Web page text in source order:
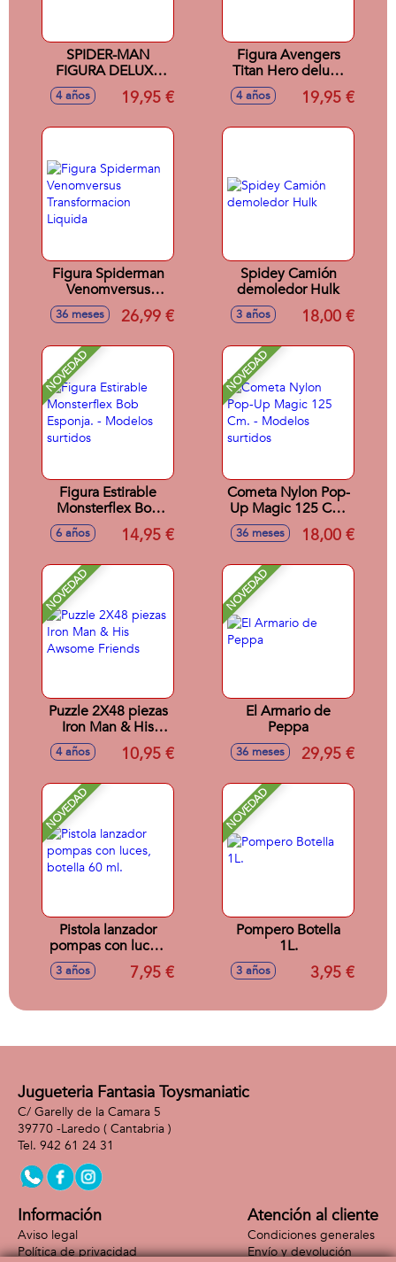
SPIDER-MAN
FIGURA DELUXE
VENOM
4 años 19,95 €
Figura Avengers
Titan Hero deluxe
Hulk 30 cm
4 años 19,95 €
Figura Spiderman
Venomversus
Transformacion
Liquida
36 meses 26,99 €
Spidey Camión
demoledor Hulk
3 años 18,00 €
NOVEDAD
Figura Estirable
Monsterflex Bob
Esponja. - Modelos
surtidos
6 años 14,95 €
NOVEDAD
Cometa Nylon Pop-
Up Magic 125 Cm.
- Modelos surtidos
36 meses 18,00 €
NOVEDAD
Puzzle 2X48 piezas
Iron Man & His
Awsome Friends
4 años 10,95 €
NOVEDAD
El Armario de
Peppa
36 meses 29,95 €
NOVEDAD
Pistola lanzador
pompas con luces,
botella 60 ml.
3 años 7,95 €
NOVEDAD
Pompero Botella
1L.
3 años 3,95 €
Jugueteria Fantasia Toysmaniatic
C/ Garelly de la Camara 5
39770 -Laredo ( Cantabria )
942 61 24 31
Información
Aviso legal
Política de privacidad
Atención al cliente
Condiciones generales
Envío y devolución